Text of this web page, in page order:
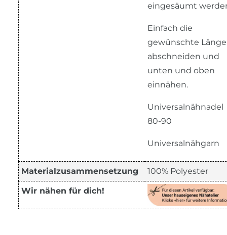
eingesäumt
Einfach die
gewünschte Länge
abschneiden und
unten und oben
einnähen.
Universalnähnadel
80-90
Universalnähgarn
Materialzusammensetzung 100% Polyester
Wir nähen für dich!